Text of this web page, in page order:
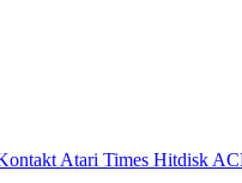
Atari Times Hitdisk